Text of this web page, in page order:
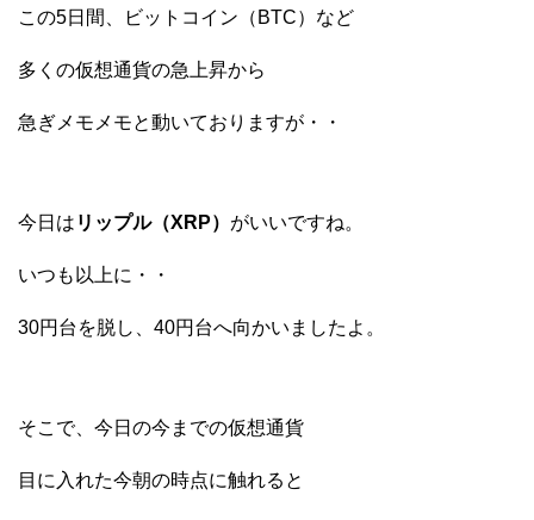
この5日間、ビットコイン（BTC）など
多くの仮想通貨の急上昇から
急ぎメモメモと動いておりますが・・
今日は リップル（XRP） がいいですね。
いつも以上に・・
30円台を脱し、40円台へ向かいましたよ。
そこで、今日の今までの仮想通貨
目に入れた今朝の時点に触れると